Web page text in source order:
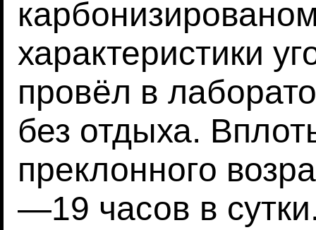
характеристики
провёл в
без отдыха.
преклонного
—19 часов в